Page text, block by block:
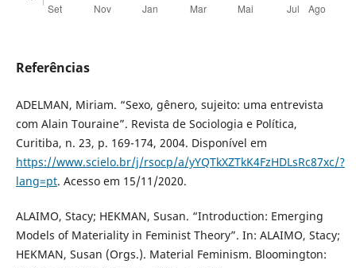
Referências
ADELMAN, Miriam. “Sexo, gênero, sujeito: uma entrevista
com Alain Touraine”. Revista de Sociologia e Política,
Curitiba, n. 23, p. 169-174, 2004. Disponível em
https://www.scielo.br/j/rsocp/a/yYQTkXZTkK4FzHDLsRc87xc/?
lang=pt. Acesso em 15/11/2020.
ALAIMO, Stacy; HEKMAN, Susan. “Introduction: Emerging
Models of Materiality in Feminist Theory”. In: ALAIMO, Stacy;
HEKMAN, Susan (Orgs.). Material Feminism. Bloomington: